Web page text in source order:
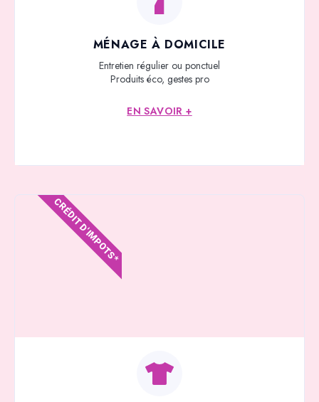
MÉNAGE À DOMICILE
Entretien régulier ou ponctuel
Produits éco, gestes pro
EN SAVOIR +
CRÉDIT D'IMPOTS*